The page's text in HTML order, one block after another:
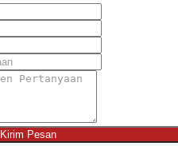
Kirim Pesan